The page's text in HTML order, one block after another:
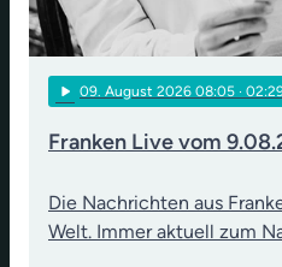
play_arrow 09. August 2026 08:05 ·
Franken Live vom
Die Nachrichten aus
Welt. Immer aktuell zum